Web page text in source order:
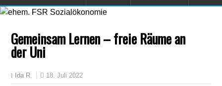
Gemeinsam Lernen – freie Räume an
der Uni
Ida R. 18. Juli 2022